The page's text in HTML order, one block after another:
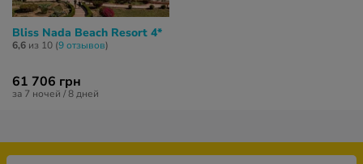
Bliss Nada Beach Resort 4*
6,6 из 10 (9 отзывов)
61 706 грн
за 7 ночей / 8 дней